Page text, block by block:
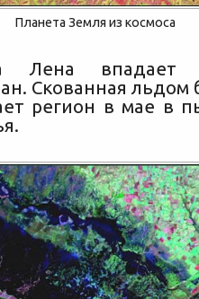
Планета Земля из космоса
Лена впадает
Скованная льдом
регион в мае в